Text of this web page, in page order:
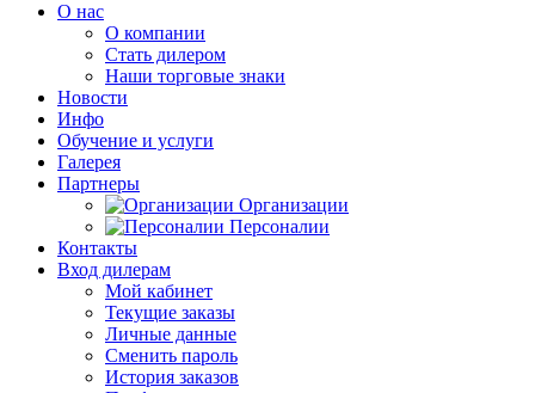
О нас
О компании
Стать дилером
Наши торговые знаки
Новости
Инфо
Обучение и услуги
Галерея
Партнеры
Организации
Персоналии
Контакты
Вход дилерам
Мой кабинет
Текущие заказы
Личные данные
Сменить пароль
История заказов